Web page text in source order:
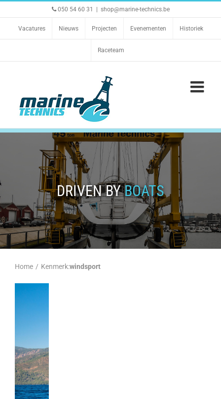
050 54 60 31 shop@marine-technics.be
Vacatures Nieuws Projecten Evenementen Historiek
Raceteam
DRIVEN BYBOATS
Home / Kenmerk:windsport